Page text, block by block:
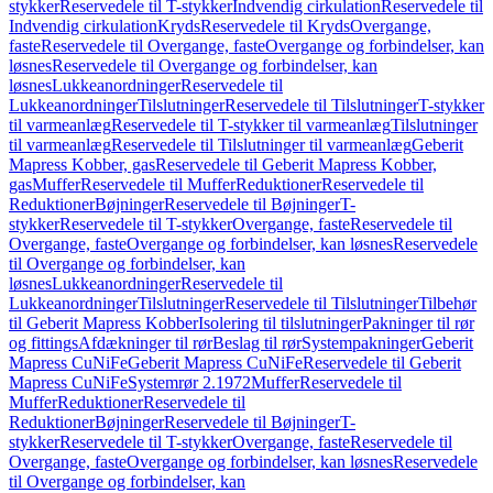
stykkerReservedele til T-stykkerIndvendig cirkulationReservedele til
Indvendig cirkulationKrydsReservedele til KrydsOvergange,
fasteReservedele til Overgange, fasteOvergange og forbindelser, kan
løsnesReservedele til Overgange og forbindelser, kan
løsnesLukkeanordningerReservedele til
LukkeanordningerTilslutningerReservedele til TilslutningerT-stykker
til varmeanlægReservedele til T-stykker til varmeanlægTilslutninger
til varmeanlægReservedele til Tilslutninger til varmeanlægGeberit
Mapress Kobber, gasReservedele til Geberit Mapress Kobber,
gasMufferReservedele til MufferReduktionerReservedele til
ReduktionerBøjningerReservedele til BøjningerT-
stykkerReservedele til T-stykkerOvergange, fasteReservedele til
Overgange, fasteOvergange og forbindelser, kan løsnesReservedele
til Overgange og forbindelser, kan
løsnesLukkeanordningerReservedele til
LukkeanordningerTilslutningerReservedele til TilslutningerTilbehør
til Geberit Mapress KobberIsolering til tilslutningerPakninger til rør
og fittingsAfdækninger til rørBeslag til rørSystempakningerGeberit
Mapress CuNiFeGeberit Mapress CuNiFeReservedele til Geberit
Mapress CuNiFeSystemrør 2.1972MufferReservedele til
MufferReduktionerReservedele til
ReduktionerBøjningerReservedele til BøjningerT-
stykkerReservedele til T-stykkerOvergange, fasteReservedele til
Overgange, fasteOvergange og forbindelser, kan løsnesReservedele
til Overgange og forbindelser, kan